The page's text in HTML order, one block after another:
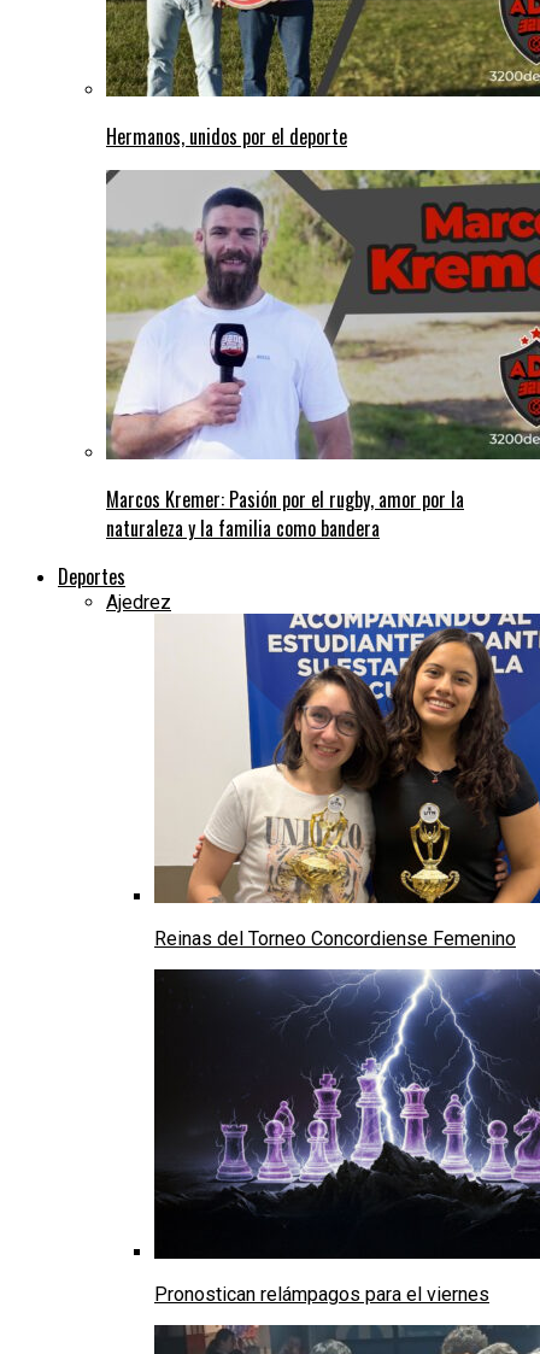
Hermanos, unidos por el deporte
Marcos Kremer: Pasión por el rugby, amor por la
naturaleza y la familia como bandera
Deportes
Ajedrez
Reinas del Torneo Concordiense Femenino
Pronostican relámpagos para el viernes